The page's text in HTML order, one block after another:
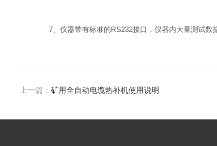
7、仪器带有标准的RS232接口，仪器内大量测试数
上一篇： 矿用全自动电缆热补机使用说明